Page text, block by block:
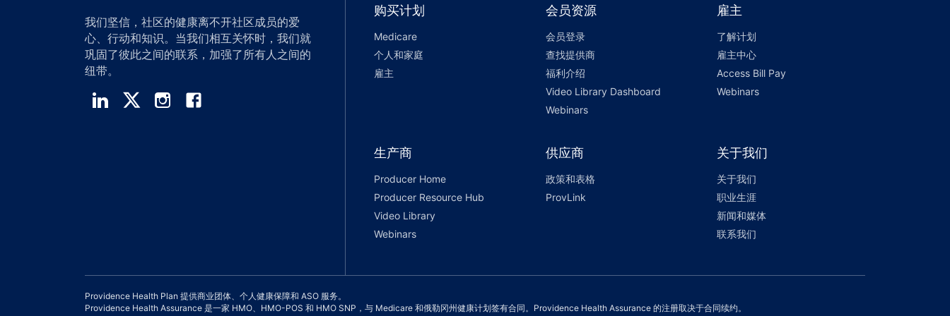
我们坚信，社区的健康离不开社区成员的爱
心、行动和知识。当我们相互关怀时，我们就
巩固了彼此之间的联系，加强了所有人之间的
纽带。
购买计划
Medicare
个人和家庭
雇主
会员资源
会员登录
查找提供商
福利介绍
Video Library Dashboard
Webinars
雇主
了解计划
雇主中心
Access Bill Pay
Webinars
生产商
Producer Home
Producer Resource Hub
Video Library
Webinars
供应商
政策和表格
ProvLink
关于我们
关于我们
职业生涯
新闻和媒体
联系我们
Providence Health Plan 提供商业团体、个人健康保障和 ASO 服务。
Providence Health Assurance 是一家 HMO、HMO-POS 和 HMO SNP，与 Medicare 和俄勒冈州健康计划签有合同。Providence Health Assurance 的注册取决于合同续约。